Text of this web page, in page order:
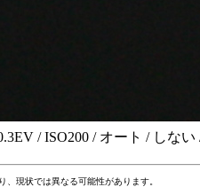
/ ISO200 / オート / しない
、現状では異なる可能性があります。